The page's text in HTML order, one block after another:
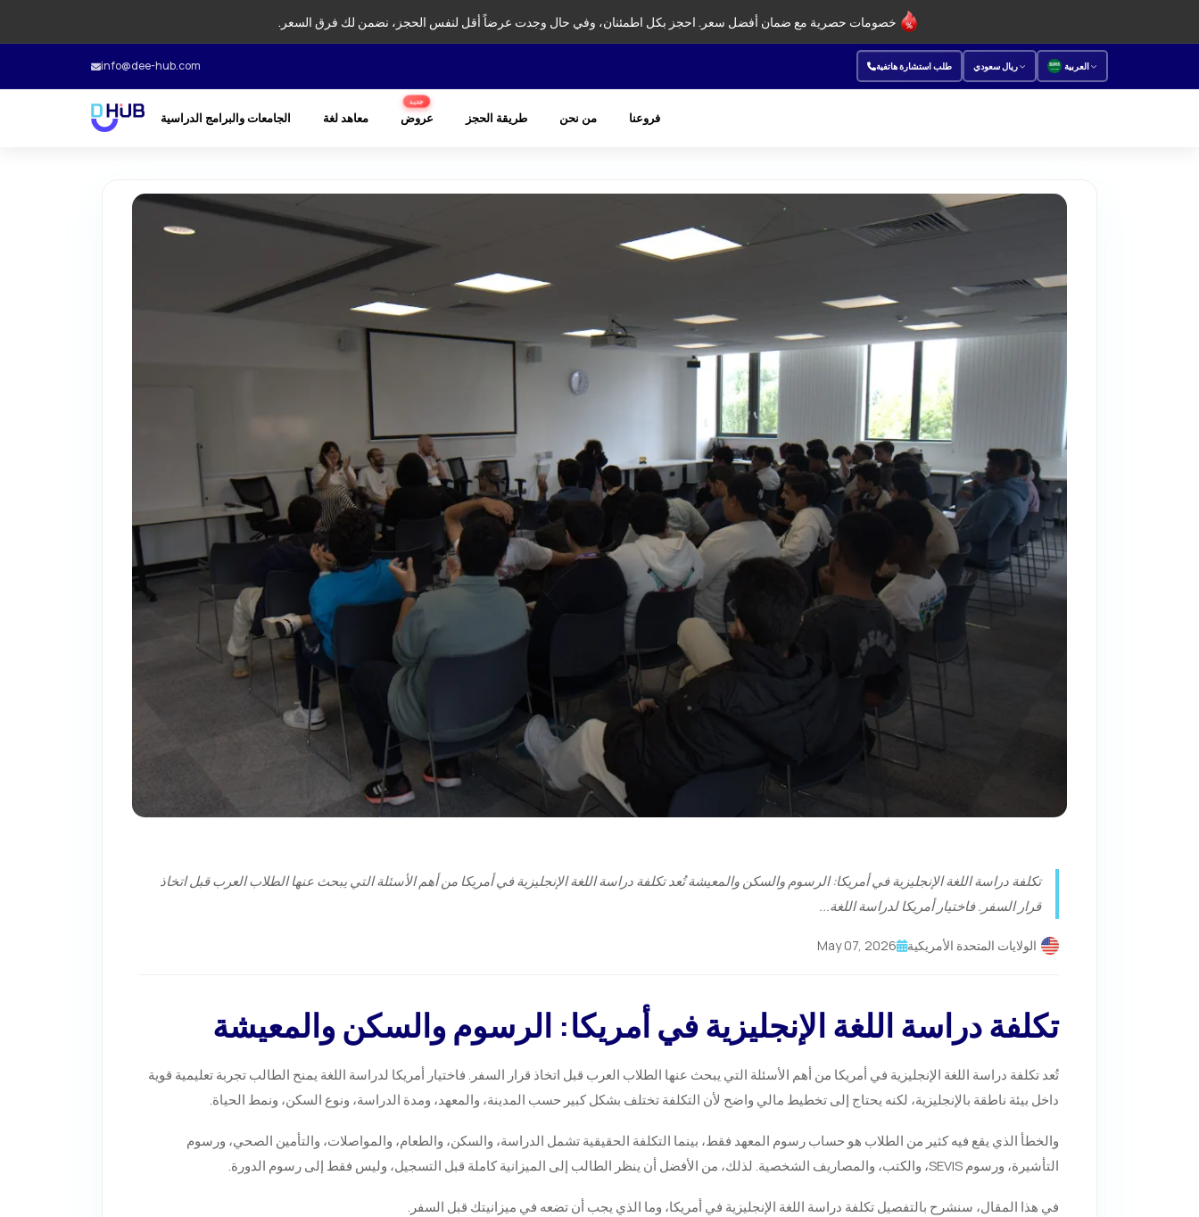
خصومات حصرية مع ضمان أفضل سعر. احجز بكل اطمئنان، وفي حال وجدت عرضاً أقل لنفس الحجز، نضمن لك فرق السعر.
info@dee-hub.com طلب استشارة هاتفية ريال سعودي العربية
الجامعات والبرامج الدراسية معاهد لغة عروض
جديد
طريقة الحجز من نحن فروعنا
تكلفة دراسة اللغة الإنجليزية في أمريكا: الرسوم والسكن والمعيشة تُعد تكلفة دراسة اللغة الإنجليزية في أمريكا من أهم الأسئلة التي يبحث عنها الطلاب العرب قبل اتخاذ
قرار السفر. فاختيار أمريكا لدراسة اللغة...
الولايات المتحدة الأمريكية May 07, 2026
تكلفة دراسة اللغة الإنجليزية في أمريكا: الرسوم والسكن والمعيشة
تُعد تكلفة دراسة اللغة الإنجليزية في أمريكا من أهم الأسئلة التي يبحث عنها الطلاب العرب قبل اتخاذ قرار السفر. فاختيار أمريكا لدراسة اللغة يمنح الطالب تجربة تعليمية قوية
داخل بيئة ناطقة بالإنجليزية، لكنه يحتاج إلى تخطيط مالي واضح لأن التكلفة تختلف بشكل كبير حسب المدينة، والمعهد، ومدة الدراسة، ونوع السكن، ونمط الحياة.
والخطأ الذي يقع فيه كثير من الطلاب هو حساب رسوم المعهد فقط، بينما التكلفة الحقيقية تشمل الدراسة، والسكن، والطعام، والمواصلات، والتأمين الصحي، ورسوم
التأشيرة، ورسوم SEVIS، والكتب، والمصاريف الشخصية. لذلك، من الأفضل أن ينظر الطالب إلى الميزانية كاملة قبل التسجيل، وليس فقط إلى رسوم الدورة.
في هذا المقال، سنشرح بالتفصيل تكلفة دراسة اللغة الإنجليزية في أمريكا، وما الذي يجب أن تضعه في ميزانيتك قبل السفر.